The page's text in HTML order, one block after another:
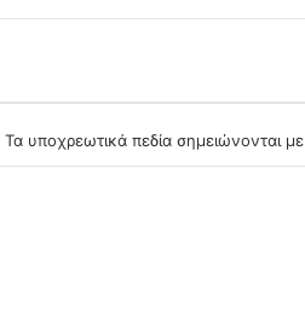
Τα υποχρεωτικά πεδία σημειώνονται με